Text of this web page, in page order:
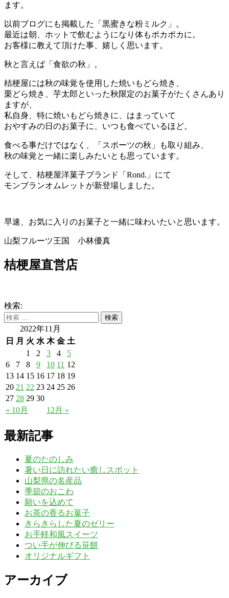
ます。
以前ブログにも掲載した「黒蜜きな粉ミルク」。
最近は朝、ホットで飲むようになり体もポカポカに。
お客様に教えて頂けた事、嬉しく思います。
秋と言えば「食欲の秋」。
桔梗屋には秋の味覚を使用した焼いもどら焼き、
栗どら焼き、芋太郎といった秋限定のお菓子がたくさんあり
ますが、
私自身、特に焼いもどら焼きに、はまっていて
おやすみの日のお菓子に、いつも食べているほど。
食べる事だけではなく、「スポーツの秋」も取り組み、
秋の味覚と一緒に楽しみたいとも思っています。
そして、桔梗屋洋菓子ブランド「Rond.」にて
モンブランオムレットが新登場しました。
早速、お気に入りのお菓子と一緒に味わいたいと思います。
山梨フルーツ王国 小林優真
桔梗屋直営店
検索:
2022年11月
日
月 火 水 木 金 土
« 10月 12月 »
1 2 3 4
5
6
7 8 9 10 11 12
13 14 15 16 17 18 19
20 21 22 23 24 25 26
27 28 29 30
最新記事
夏のたのしみ
暑い日に訪れたい癒しスポット
山梨県の名産品
季節のおこわ
願いを込めて
お茶の香るお菓子
きらきらした夏のゼリー
お手軽和風スイーツ
つい手が伸びる笹餅
オリジナルギフト
アーカイブ